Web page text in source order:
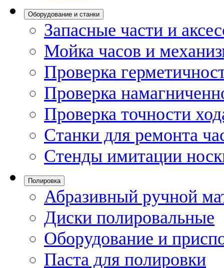
Оборудование и станки
Запасные части и
Мойка часов и
Проверка
Проверка
Проверка точности
Станки для ремонта
Стенды имитации
Полировка
Абразивный ручной
Диски полировальные
Оборудование и
Паста для полировки